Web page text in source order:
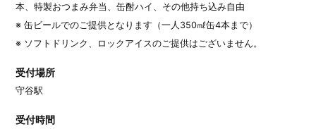
本、特製おつまみ弁当、缶酎ハイ、その他持ち込み自由
※ 缶ビールでのご提供となります（一人350㎖缶4本まで）
※ ソフトドリンク、ロックアイスのご提供はございません。
受付場所
守谷駅
受付時間